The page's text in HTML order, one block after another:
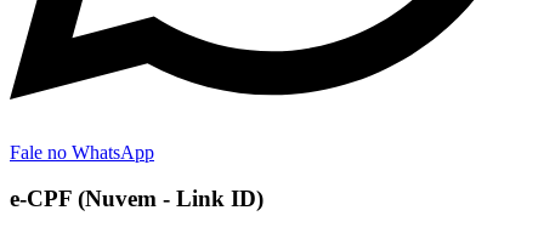
Fale no WhatsApp
e-CPF (Nuvem - Link ID)